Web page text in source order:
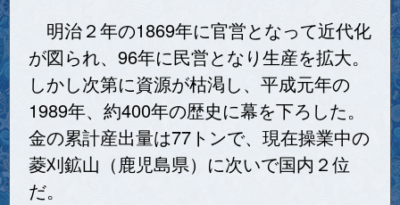
明治２年の1869年に官営となって近代化
が図られ、96年に民営となり生産を拡大。
しかし次第に資源が枯渇し、平成元年の
1989年、約400年の歴史に幕を下ろした。
金の累計産出量は77トンで、現在操業中の
菱刈鉱山（鹿児島県）に次いで国内２位
だ。